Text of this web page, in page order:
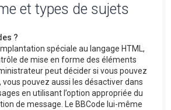
et types de sujets
?
spéciale au langage HTML,
de mise en forme des éléments
peut décider si vous pouvez
vous pouvez aussi les désactiver dans
en utilisant l’option appropriée du
de message. Le BBCode lui-même